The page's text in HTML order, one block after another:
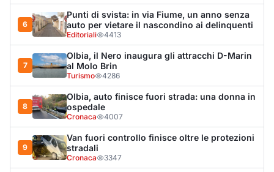
6
Punti di svista: in via Fiume, un anno senza
auto per vietare il nascondino ai delinquenti
Editoriali 4413
7
Olbia, il Nero inaugura gli attracchi D-Marin
al Molo Brin
Turismo 4286
8
Olbia, auto finisce fuori strada: una donna in
ospedale
Cronaca 4007
9
Van fuori controllo finisce oltre le protezioni
stradali
Cronaca 3347